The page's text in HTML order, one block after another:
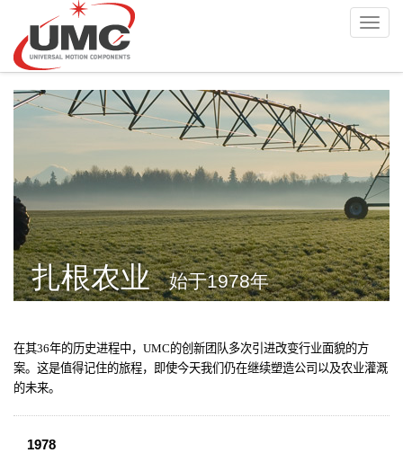
main
content
扎根农业 始于1978年
在其36年的历史进程中， UMC的创新团队多次引进改变行业面貌的方
案。这是值得记住的旅程，即使今天我们仍在继续塑造公司以及农业灌溉
的未来。
1978